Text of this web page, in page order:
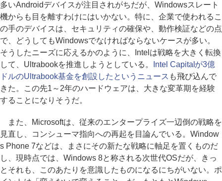
多いAndroidデバイスが注目されがちだが、Windowsスレート
機からも目を離すわけにはいかない。特に、企業で使われるこ
の手のデバイスは、セキュリティの確保や、動作検証などの点
で、どうしてもWindowsでなければならないケースが多い。
そうしたニーズに応えるかのように、Intelは戦略を大きく転換
して、Ultrabookを推進しようとしている。
Intel Capitalが3億
ドルのUltrabook基金を創設したというニュース も飛び込んで
きた。この先1～2年のハードウェアは、大きな変革期を経験
することになりそうだ。
また、Microsoftは、従来のエンタープライズ一辺倒の戦略を
見直し、コンシューマ指向への再起を目論んでいる。Window
s Phone 7などは、まさにその新たな戦略に軸足を置くものだ
し、現時点では、Windows 8と称される次世代OSだが、きっ
とそれも、このあたりを意識したものになるにちがいない。ポ